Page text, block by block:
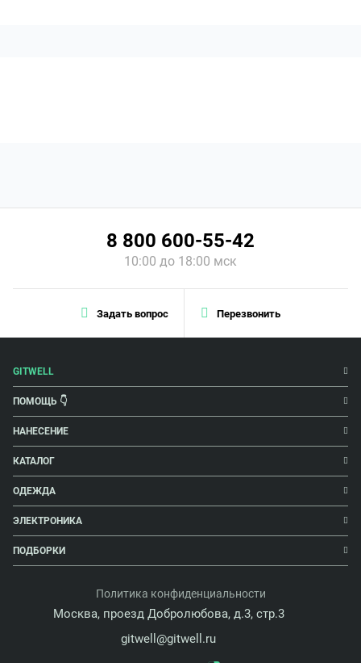
Задать вопрос Перезвонить
8 800 600-55-42
10:00 до 18:00 мск
GITWELL
ПОМОЩЬ 👇
НАНЕСЕНИЕ
КАТАЛОГ
ОДЕЖДА
ЭЛЕКТРОНИКА
ПОДБОРКИ
Политика конфиденциальности
Москва, проезд Добролюбова, д.3, стр.3
gitwell@gitwell.ru